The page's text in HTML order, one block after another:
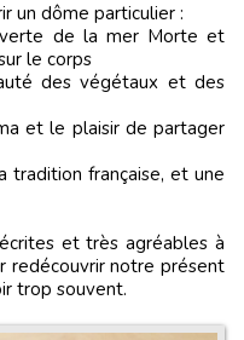
un dôme particulier :
de la mer Morte et
le corps
des végétaux et des
et le plaisir de partager
tradition française, et une
et très agréables à
redécouvrir notre présent
trop souvent.